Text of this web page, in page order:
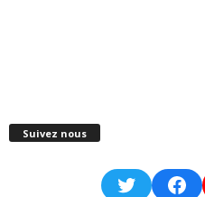
Suivez nous
Twitter